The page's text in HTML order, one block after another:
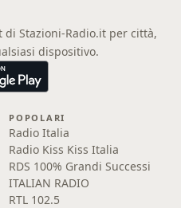
di Stazioni-Radio.it per città,
dispositivo.
POPOLARI
Radio Italia
Radio Kiss Kiss Italia
RDS 100% Grandi Successi
ITALIAN RADIO
RTL 102.5